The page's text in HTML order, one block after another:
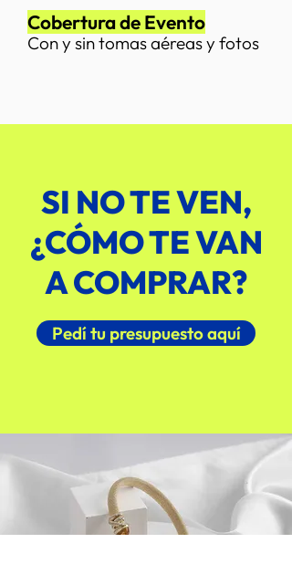
Cobertura de Evento
Con y sin tomas aéreas y fotos
SI NO TE VEN,
¿CÓMO TE VAN
A COMPRAR?
Pedí tu presupuesto aquí